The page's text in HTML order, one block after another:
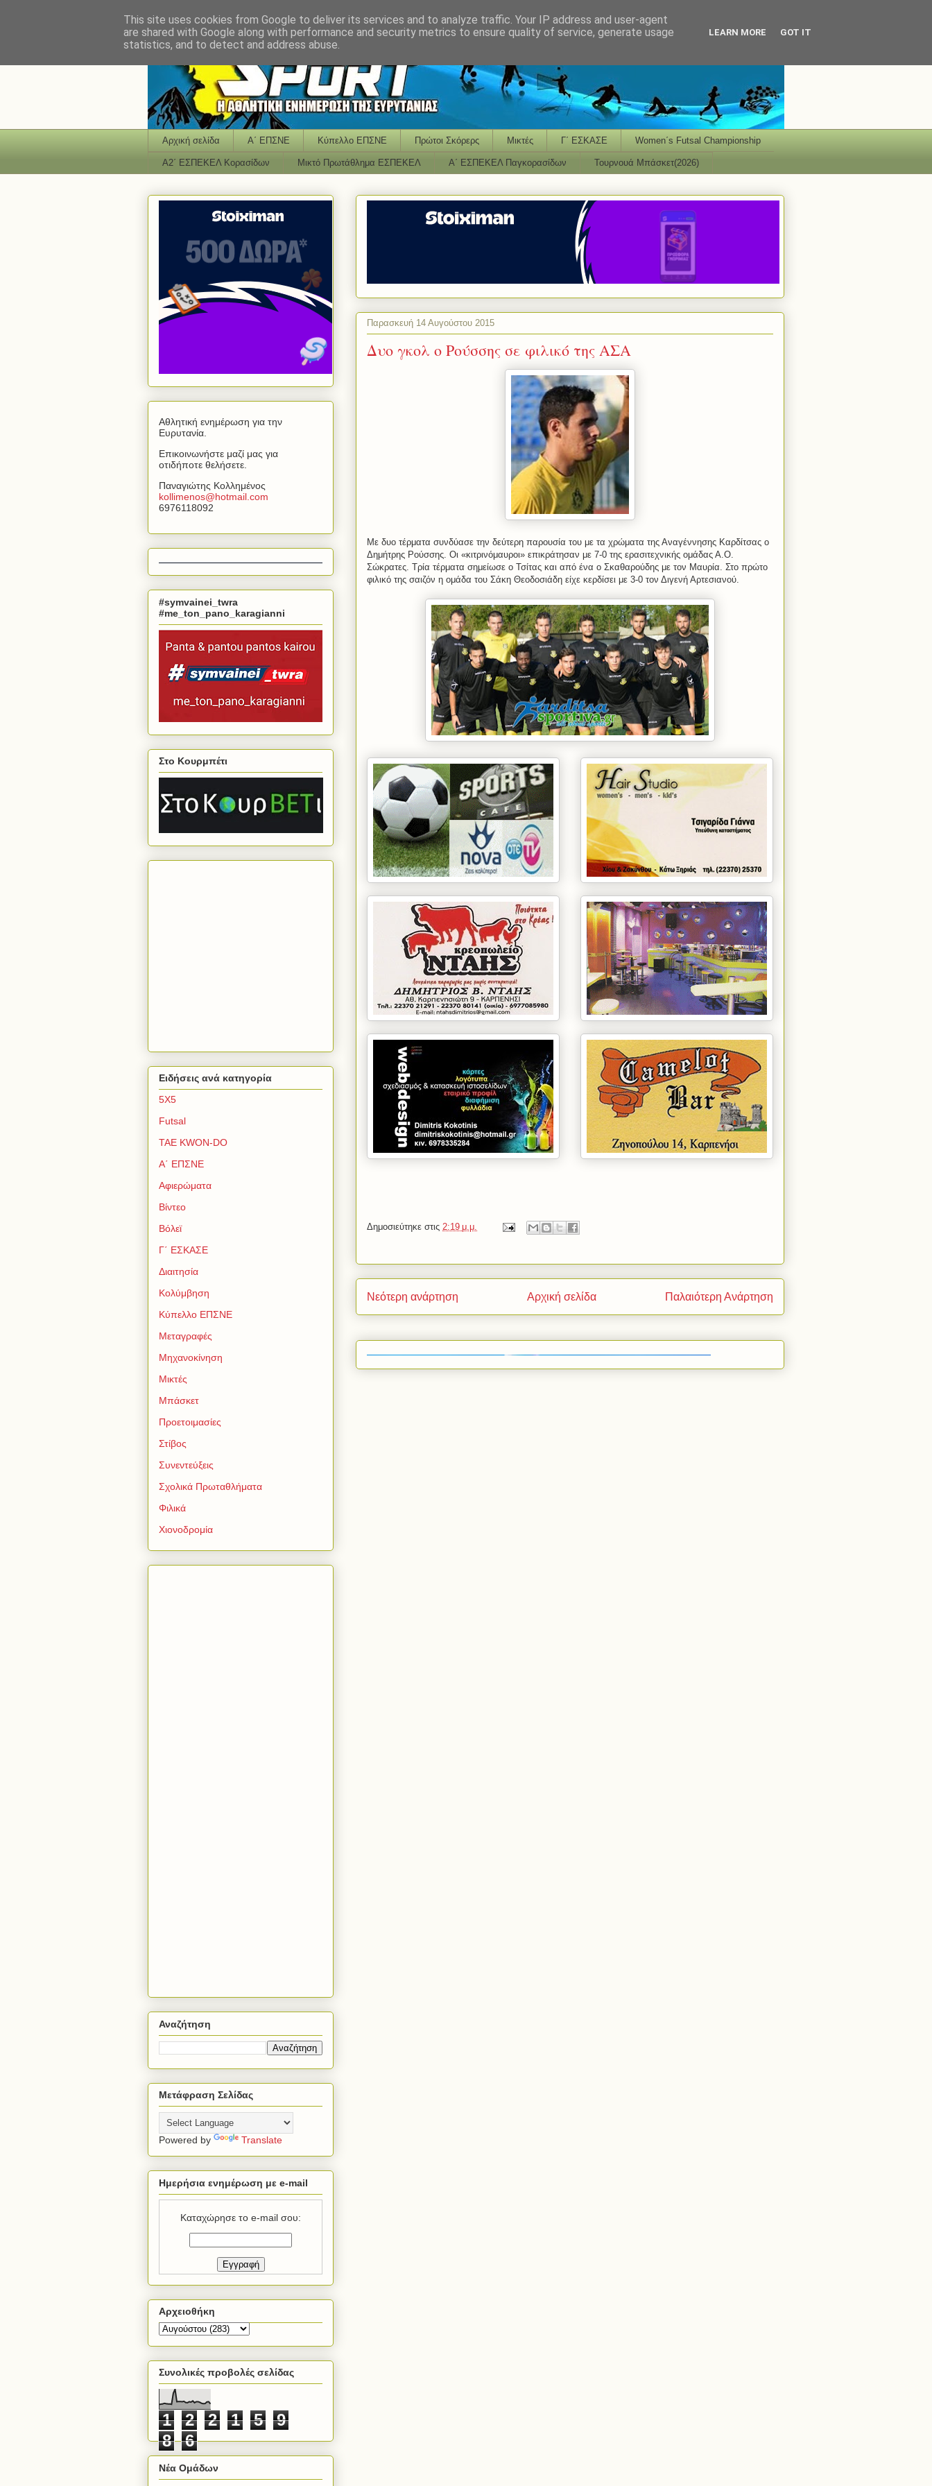
Αρχική σελίδα Α΄ ΕΠΣΝΕ Κύπελλο ΕΠΣΝΕ Πρώτοι Σκόρερς Μικτές Γ΄ ΕΣΚΑΣΕ Women΄s Futsal Championship
Α2΄ ΕΣΠΕΚΕΛ Κορασίδων Μικτό Πρωτάθλημα ΕΣΠΕΚΕΛ Α΄ ΕΣΠΕΚΕΛ Παγκορασίδων Τουρνουά Μπάσκετ(2026)
Παρασκευή 14 Αυγούστου 2015
Δυο γκολ ο Ρούσσης σε φιλικό της ΑΣΑ
Με δυο τέρματα συνδύασε την δεύτερη παρουσία του με τα χρώματα της Αναγέννησης Καρδίτσας ο
Δημήτρης Ρούσσης. Οι «κιτρινόμαυροι» επικράτησαν με 7-0 της ερασιτεχνικής ομάδας Α.Ο.
Σώκρατες. Τρία τέρματα σημείωσε ο Τσίτας και από ένα ο Σκαθαρούδης με τον Μαυρία. Στο πρώτο
φιλικό της σαιζόν η ομάδα του Σάκη Θεοδοσιάδη είχε κερδίσει με 3-0 τον Διγενή Αρτεσιανού.
Δημοσιεύτηκε στις 2:19 μ.μ.
Νεότερη ανάρτηση Παλαιότερη Ανάρτηση
Αρχική σελίδα
Αθλητική ενημέρωση για την
Ευρυτανία.
Επικοινωνήστε μαζί μας για
οτιδήποτε θελήσετε.
Παναγιώτης Κολλημένος
kollimenos@hotmail com
6976118092
#symvainei_twra
#me_ton_pano_karagianni
Στο Κουρμπέτι
Ειδήσεις ανά κατηγορία
5Χ5
Futsal
TAE KWON-DO
Α΄ ΕΠΣΝΕ
Αφιερώματα
Βίντεο
Βόλεϊ
Γ΄ ΕΣΚΑΣΕ
Διαιτησία
Κολύμβηση
Κύπελλο ΕΠΣΝΕ
Μεταγραφές
Μηχανοκίνηση
Μικτές
Μπάσκετ
Προετοιμασίες
Στίβος
Συνεντεύξεις
Σχολικά Πρωταθλήματα
Φιλικά
Χιονοδρομία
Αναζήτηση
Μετάφραση Σελίδας
Powered by Translate
Ημερήσια ενημέρωση με e-mail
Καταχώρησε το e-mail σου:
Αρχειοθήκη
Συνολικές προβολές σελίδας
1 2 2 1 5
9
8
6
Νέα Ομάδων
This site uses cookies from Google to deliver its services and to analyze traffic. Your IP address and user-agent
are shared with Google along with performance and security metrics to ensure quality of service, generate usage
statistics, and to detect and address abuse.
LEARN MORE GOT IT